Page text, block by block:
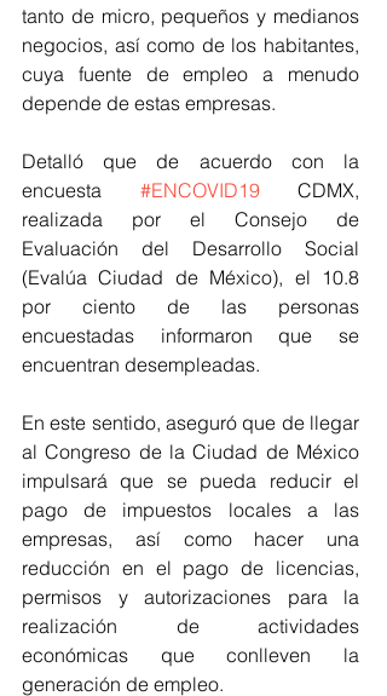
tanto de micro, pequeños y medianos
negocios, así como de los habitantes,
cuya fuente de empleo a menudo
depende de estas empresas.
Detalló que de acuerdo con la
encuesta #ENCOVID19 CDMX,
realizada por el Consejo de
Evaluación del Desarrollo Social
(Evalúa Ciudad de México), el 10.8
por ciento de las personas
encuestadas informaron que se
encuentran desempleadas.
En este sentido, aseguró que de llegar
al Congreso de la Ciudad de México
impulsará que se pueda reducir el
pago de impuestos locales a las
empresas, así como hacer una
reducción en el pago de licencias,
permisos y autorizaciones para la
realización de actividades
económicas que conlleven la
generación de empleo.